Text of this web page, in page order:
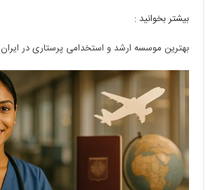
بیشتر بخوانید :
بهترین موسسه ارشد و استخدامی پرستاری در ایران